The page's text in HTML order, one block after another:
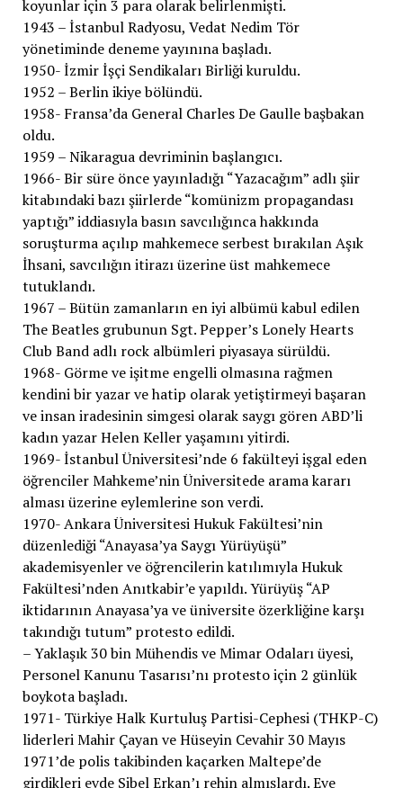
koyunlar için 3 para olarak belirlenmişti.
1943 – İstanbul Radyosu, Vedat Nedim Tör
yönetiminde deneme yayınına başladı.
1950- İzmir İşçi Sendikaları Birliği kuruldu.
1952 – Berlin ikiye bölündü.
1958- Fransa’da General Charles De Gaulle başbakan
oldu.
1959 – Nikaragua devriminin başlangıcı.
1966- Bir süre önce yayınladığı “Yazacağım” adlı şiir
kitabındaki bazı şiirlerde “komünizm propagandası
yaptığı” iddiasıyla basın savcılığınca hakkında
soruşturma açılıp mahkemece serbest bırakılan Aşık
İhsani, savcılığın itirazı üzerine üst mahkemece
tutuklandı.
1967 – Bütün zamanların en iyi albümü kabul edilen
The Beatles grubunun Sgt. Pepper’s Lonely Hearts
Club Band adlı rock albümleri piyasaya sürüldü.
1968- Görme ve işitme engelli olmasına rağmen
kendini bir yazar ve hatip olarak yetiştirmeyi başaran
ve insan iradesinin simgesi olarak saygı gören ABD’li
kadın yazar Helen Keller yaşamını yitirdi.
1969- İstanbul Üniversitesi’nde 6 fakülteyi işgal eden
öğrenciler Mahkeme’nin Üniversitede arama kararı
alması üzerine eylemlerine son verdi.
1970- Ankara Üniversitesi Hukuk Fakültesi’nin
düzenlediği “Anayasa’ya Saygı Yürüyüşü”
akademisyenler ve öğrencilerin katılımıyla Hukuk
Fakültesi’nden Anıtkabir’e yapıldı. Yürüyüş “AP
iktidarının Anayasa’ya ve üniversite özerkliğine karşı
takındığı tutum” protesto edildi.
– Yaklaşık 30 bin Mühendis ve Mimar Odaları üyesi,
Personel Kanunu Tasarısı’nı protesto için 2 günlük
boykota başladı.
1971- Türkiye Halk Kurtuluş Partisi-Cephesi (THKP-C)
liderleri Mahir Çayan ve Hüseyin Cevahir 30 Mayıs
1971’de polis takibinden kaçarken Maltepe’de
girdikleri evde Sibel Erkan’ı rehin almışlardı. Eve